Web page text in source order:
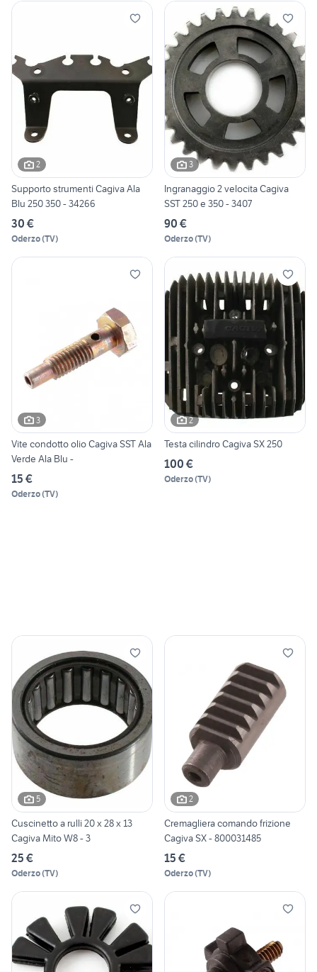
2
Supporto strumenti Cagiva Ala
Blu 250 350 - 34266
30 €
Oderzo(TV)
3
Ingranaggio 2 velocita Cagiva
SST 250 e 350 - 3407
90 €
Oderzo(TV)
3
Vite condotto olio Cagiva SST Ala
Verde Ala Blu -
15 €
Oderzo(TV)
2
Testa cilindro Cagiva SX 250
100 €
Oderzo(TV)
5
Cuscinetto a rulli 20 x 28 x 13
Cagiva Mito W8 - 3
25 €
Oderzo(TV)
2
Cremagliera comando frizione
Cagiva SX - 800031485
15 €
Oderzo(TV)